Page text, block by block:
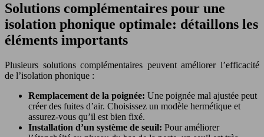
Solutions complémentaires pour une
isolation phonique optimale: détaillons les
éléments importants
Plusieurs solutions complémentaires peuvent améliorer l’efficacité
de l’isolation phonique :
Remplacement de la poignée: Une poignée mal ajustée peut
créer des fuites d’air. Choisissez un modèle hermétique et
assurez-vous qu’il est bien fixé.
Installation d’un système de seuil: Pour améliorer